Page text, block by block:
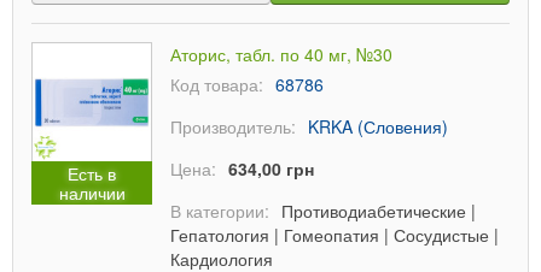
Есть в
наличии
Аторис, табл. по 40 мг, №30
Код товара: 68786
Производитель: KRKA (Словения)
Цена: 634,00 грн
В категории: Противодиабетические |
Гепатология | Гомеопатия | Сосудистые |
Кардиология